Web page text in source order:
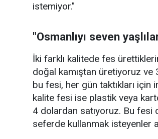
istemiyor."
"Osmanlıyı seven
İki farklı kalitede fes
doğal kamıştan üretiyoruz ve
bu fesi, her gün taktıkları
kalite fesi ise plastik veya
4 dolardan satıyoruz. Bu
seferde kullanmak isteyenler